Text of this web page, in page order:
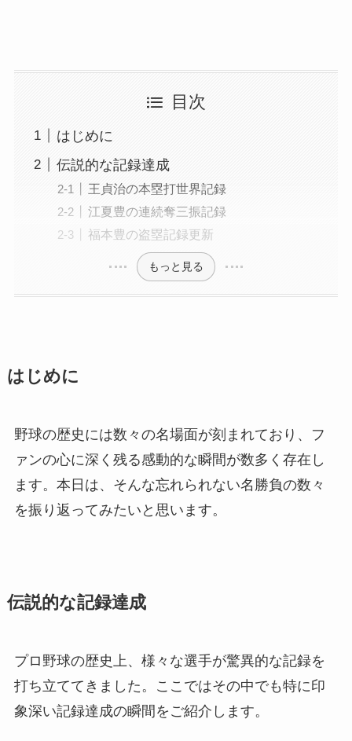
目次
はじめに
伝説的な記録達成
王貞治の本塁打世界記録
江夏豊の連続奪三振記録
福本豊の盗塁記録更新
もっと見る
はじめに
野球の歴史には数々の名場面が刻まれており、フ
ァンの心に深く残る感動的な瞬間が数多く存在し
ます。本日は、そんな忘れられない名勝負の数々
を振り返ってみたいと思います。
伝説的な記録達成
プロ野球の歴史上、様々な選手が驚異的な記録を
打ち立ててきました。ここではその中でも特に印
象深い記録達成の瞬間をご紹介します。